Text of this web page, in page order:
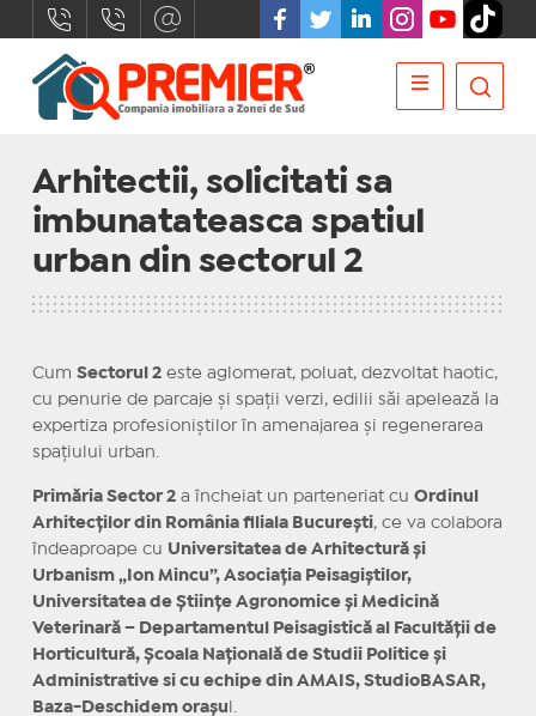
Arhitectii, solicitati sa
imbunatateasca spatiul
urban din sectorul 2
Cum Sectorul 2este aglomerat, poluat, dezvoltat haotic,
cu penurie de parcaje și spații verzi, edilii săi apelează la
expertiza profesioniștilor în amenajarea și regenerarea
spațiului urban.
Primăria Sector 2a încheiat un parteneriat cu Ordinul
Arhitecților din România filiala București, ce va colabora
îndeaproape cu Universitatea de Arhitectură și
Urbanism „Ion Mincu”, Asociația Peisagiștilor,
Universitatea de Științe Agronomice și Medicină
Veterinară – Departamentul Peisagistică al Facultății de
Horticultură, Școala Națională de Studii Politice și
Administrative si cu echipe din AMAIS, StudioBASAR,
Baza-Deschidem orașu